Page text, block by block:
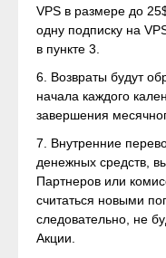
VPS в размере до
одну подписку на
в пункте 3.
6. Возвраты будут
начала каждого
завершения
7. Внутренние
денежных средств,
Партнеров или
считаться новыми
следовательно, не
Акции.